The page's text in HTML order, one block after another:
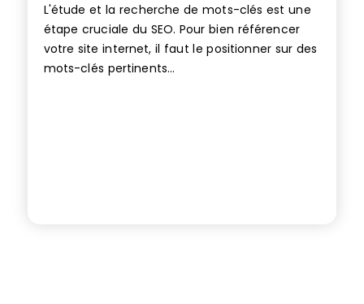
L'étude et la recherche de mots-clés est une
étape cruciale du SEO. Pour bien référencer
votre site internet, il faut le positionner sur des
mots-clés pertinents...